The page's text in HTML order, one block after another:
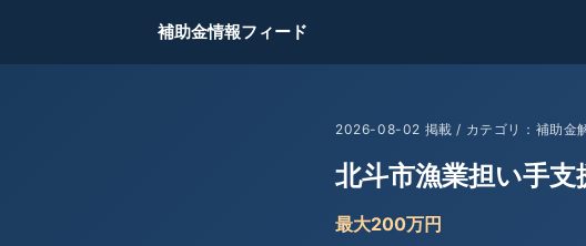
補助金情報フィード
2026-08-02 掲載 / カテゴリ：補助金
北斗市漁業担い手支
最大200万円